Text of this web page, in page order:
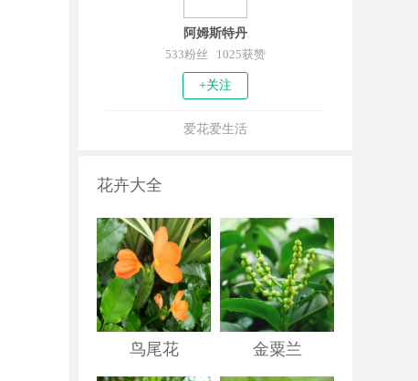
阿姆斯特丹
533粉丝 1025获赞
+关注
爱花爱生活
花卉大全
鸟尾花 金粟兰